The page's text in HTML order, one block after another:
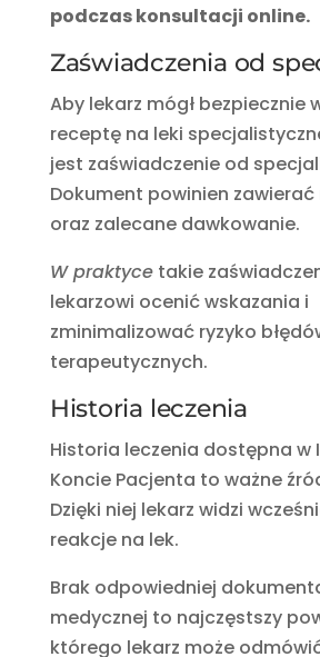
podczas konsultacji online.
Zaświadczenia od
Aby lekarz mógł bezpiecznie
receptę na leki
jest zaświadczenie od
Dokument powinien
oraz zalecane dawkowanie.
W praktycetakie
lekarzowi ocenić wskazania i
zminimalizować ryzyko
terapeutycznych.
Historia leczenia
Historia leczenia dostępna w
Koncie Pacjenta to ważne
Dzięki niej lekarz widzi
reakcje na lek.
Brak odpowiedniej
medycznej to najczęstszy
którego lekarz może